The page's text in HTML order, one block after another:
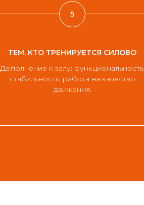
ТЕМ, КТО ТРЕНИРУЕТСЯ СИЛОВО
Дополнение к залу: функциональность,
стабильность, работа на качество
движения.